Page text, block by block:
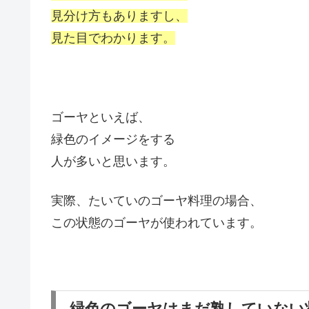
見分け方もありますし、
見た目でわかります。
ゴーヤといえば、
緑色のイメージをする
人が多いと思います。
実際、たいていのゴーヤ料理の場合、
この状態のゴーヤが使われています。